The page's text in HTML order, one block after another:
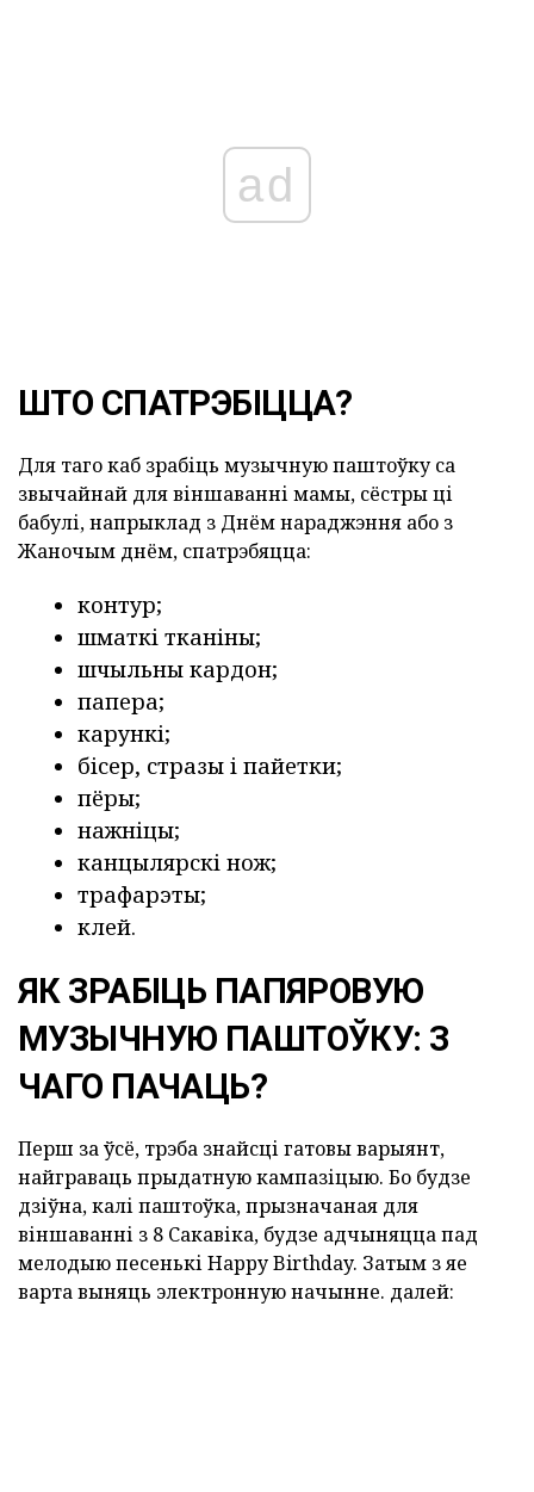
ad
ШТО СПАТРЭБІЦЦА?
Для таго каб зрабіць музычную паштоўку са
звычайнай для віншаванні мамы, сёстры ці
бабулі, напрыклад з Днём нараджэння або з
Жаночым днём, спатрэбяцца:
контур;
шматкі тканіны;
шчыльны кардон;
папера;
карункі;
бісер, стразы і пайетки;
пёры;
нажніцы;
канцылярскі нож;
трафарэты;
клей.
ЯК ЗРАБІЦЬ ПАПЯРОВУЮ
МУЗЫЧНУЮ ПАШТОЎКУ: З
ЧАГО ПАЧАЦЬ?
Перш за ўсё, трэба знайсці гатовы варыянт,
найграваць прыдатную кампазіцыю. Бо будзе
дзіўна, калі паштоўка, прызначаная для
віншаванні з 8 Сакавіка, будзе адчыняцца пад
мелодыю песенькі Happy Birthday. Затым з яе
варта выняць электронную начынне. далей: